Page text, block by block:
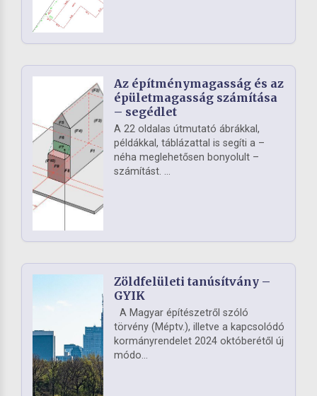
Az építménymagasság és az
épületmagasság számítása
– segédlet
A 22 oldalas útmutató ábrákkal,
példákkal, táblázattal is segíti a –
néha meglehetősen bonyolult –
számítást. ...
Zöldfelületi tanúsítvány –
GYIK
A Magyar építészetről szóló
törvény (Méptv.), illetve a kapcsolódó
kormányrendelet 2024 októberétől új
módo...